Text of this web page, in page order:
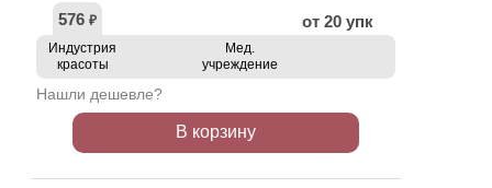
576 ₽ от 20 упк
Индустрия
красоты
Мед.
учреждение
Нашли дешевле?
В корзину